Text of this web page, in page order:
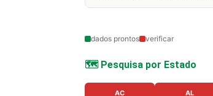
dados prontos verificar
🗺️ Pesquisa por Estado
AC AL